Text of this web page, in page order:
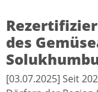
des
[03.07.2025] Seit